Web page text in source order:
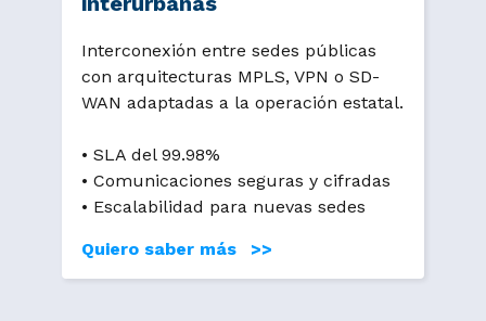
Interconexión entre sedes públicas
con arquitecturas MPLS, VPN o SD-
WAN adaptadas a la operación estatal.
• SLA del 99.98%
• Comunicaciones seguras y cifradas
• Escalabilidad para nuevas sedes
Quiero saber más >>